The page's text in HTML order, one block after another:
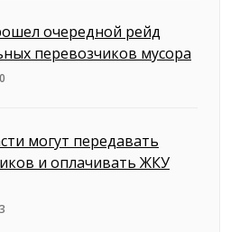
очередной рейд
перевозчиков мусора
могут передавать
и оплачивать ЖКУ